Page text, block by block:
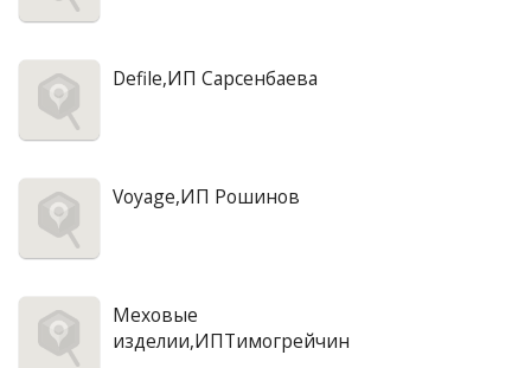
Defile,ИП Сарсенбаева
Voyage,ИП Рошинов
Меховые
изделии,ИПТимогрейчин